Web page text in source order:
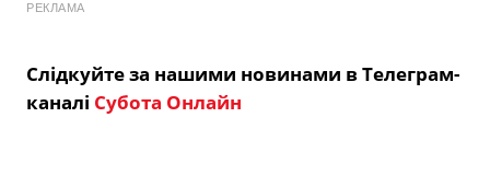
РЕКЛАМА
Слідкуйте за нашими новинами в Телеграм-
каналі Субота Онлайн